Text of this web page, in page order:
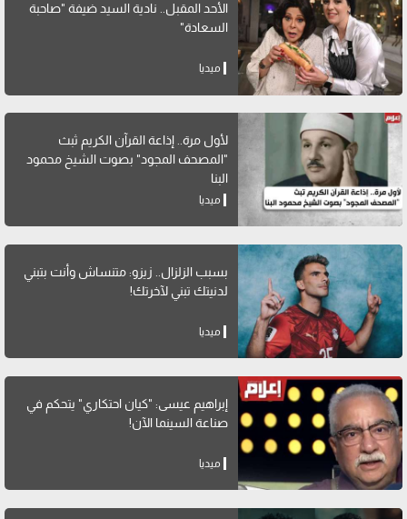
الأحد المقبل.. نادية السيد ضيفة "صاحبة
السعادة"
ميديا
لأول مرة.. إذاعة القرآن الكريم ثبث
"المصحف المجود" بصوت الشيخ محمود
البنا
ميديا
بسبب الزلزال.. زيزو: متنساش وأنت بتبني
لدنيتك تبني لآخرتك!
ميديا
إبراهيم عيسى: "كيان احتكاري" يتحكم في
صناعة السينما الآن!
ميديا